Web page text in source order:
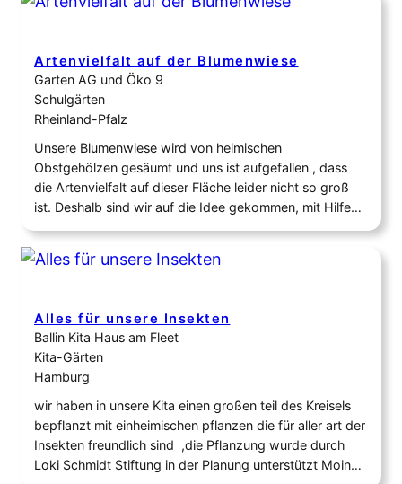
Spitzahorn, etc.) bestanden. Wir haben es uns zum Ziel
Artenvielfalt auf der Blumenwiese
Garten AG und Öko 9
Schulgärten
Rheinland-Pfalz
Unsere Blumenwiese wird von heimischen
Obstgehölzen gesäumt und uns ist aufgefallen , dass
die Artenvielfalt auf dieser Fläche leider nicht so groß
ist. Deshalb sind wir auf die Idee gekommen, mit Hilfe
von “Kleintopfstauden für eine Blumenwiese“, die
Artenvielfalt zu verbessern. In einer Pflanzaktion, bei der
uns das SWR gefilmt hat, haben die Kids 120…
Alles für unsere Insekten
Ballin Kita Haus am Fleet
Kita-Gärten
Hamburg
wir haben in unsere Kita einen großen teil des Kreisels
bepflanzt mit einheimischen pflanzen die für aller art der
Insekten freundlich sind ,die Pflanzung wurde durch
Loki Schmidt Stiftung in der Planung unterstützt Moin